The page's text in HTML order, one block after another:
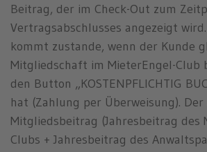
Beitrag, der im Check-Out zum
Vertragsabschlusses angezeigt
kommt zustande, wenn der Kunde
Mitgliedschaft im MieterEngel-Club
den Button „KOSTENPFLICHTIG
hat (Zahlung per Überweisung).
Mitgliedsbeitrag (Jahresbeitrag des
Clubs + Jahresbeitrag des